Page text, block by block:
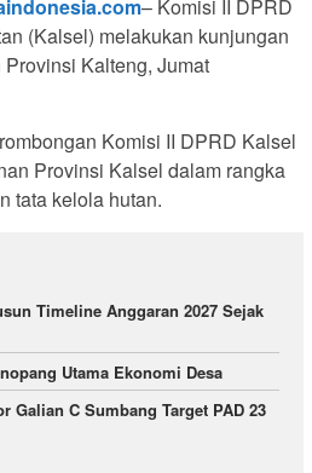
– Komisi II DPRD
(Kalsel) melakukan kunjungan
Kalteng, Jumat
Komisi II DPRD Kalsel
Provinsi Kalsel dalam rangka
tata kelola hutan.
Timeline Anggaran 2027 Sejak
Utama Ekonomi Desa
Galian C Sumbang Target PAD 23